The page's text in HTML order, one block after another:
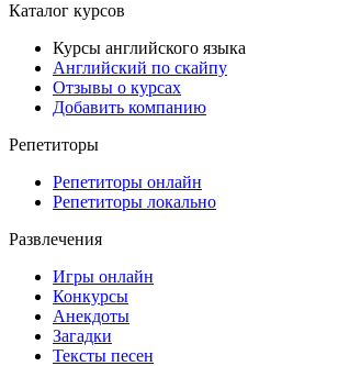
Каталог курсов
Курсы английского языка
Английский по скайпу
Отзывы о курсах
Добавить компанию
Репетиторы
Репетиторы онлайн
Репетиторы локально
Развлечения
Игры онлайн
Конкурсы
Анекдоты
Загадки
Тексты песен